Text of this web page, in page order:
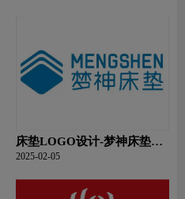
床垫LOGO设计-梦神床垫品
牌logo设计
2025-02-05